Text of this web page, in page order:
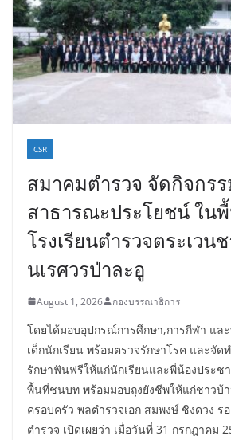
CSR
สมาคมตำรวจ จัดกิจกรร
สาธารณะประโยชน์ ใน
โรงเรียนตำรวจตระเวน
นเรศวรป่าละอู
August 1, 2026 กองบรรณาธิการ
โดยได้มอบอุปกรณ์การศึกษา,การกีฬา แล
เด็กนักเรียน พร้อมตรวจรักษาโรค และจัด
รักษาฟันฟรีให้แก่นักเรียนและพี่น้องประช
พื้นที่ชนบท พร้อมมอบถุงยังชีพให้แก่ชาวบ้
ครอบครัว พลตำรวจเอก สมพงษ์ ชิงดวง ร
ตำรวจ เปิดเผยว่า เมื่อวันที่ 31 กรกฎาคม